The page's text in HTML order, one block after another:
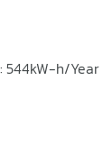
544kW-h/Year